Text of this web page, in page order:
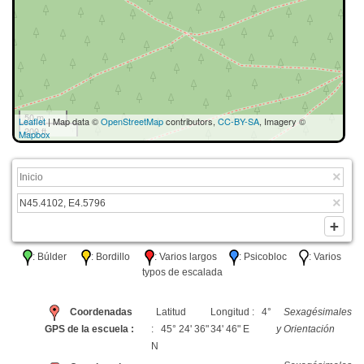
50 m
200 ft
Leaflet| Map data ©OpenStreetMapcontributors,CC-BY-SA, Imagery ©
Mapbox
: Búlder : Bordillo : Varios largos : Psicobloc
: Varios
typos de escalada
Coordenadas
GPS de la escuela :
Latitud
: 45° 24' 36"
N
Longitud : 4°
34' 46" E
Sexagésimales
y Orientación